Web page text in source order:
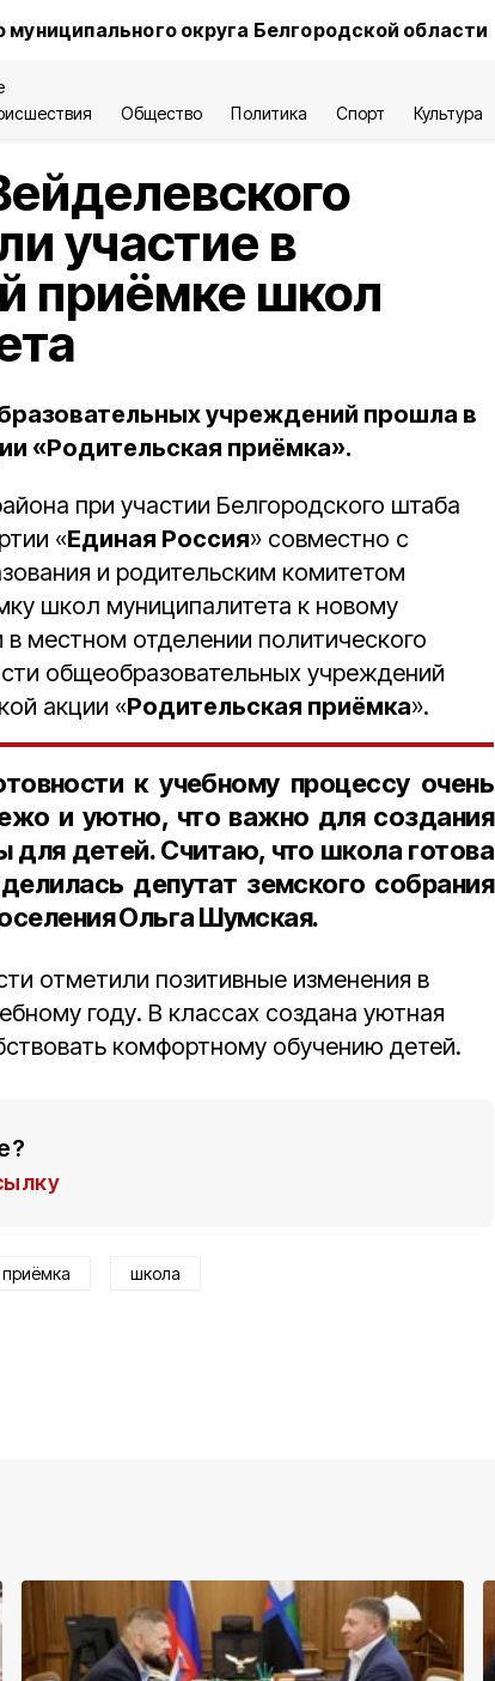
округа Белгородской области
Общество Политика Спорт Культура
участие в
приёмке школ
учреждений прошла в
«Родительская приёмка».
при участии Белгородского штаба
«Единая Россия» совместно с
и родительским комитетом
школ муниципалитета к новому
местном отделении политического
общеобразовательных учреждений
акции «Родительская приёмка».
к учебному процессу очень
и уютно, что важно для создания
для детей. Считаю, что школа готова
депутат земского собрания
Ольга Шумская.
отметили позитивные изменения в
году. В классах создана уютная
комфортному обучению детей.
приёмка школа